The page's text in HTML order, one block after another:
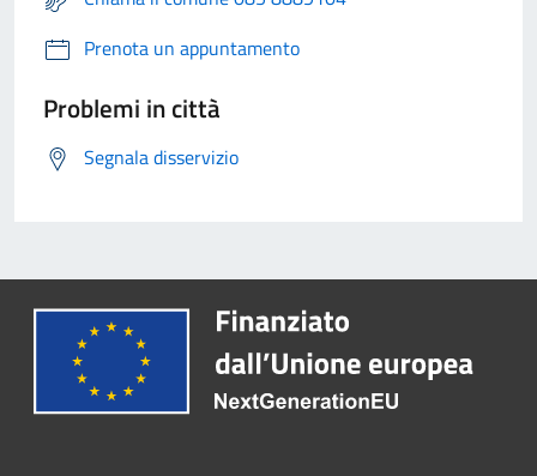
Prenota un appuntamento
Problemi in città
Segnala disservizio